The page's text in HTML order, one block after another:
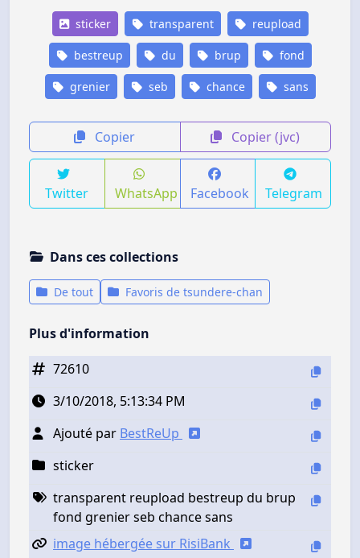
sticker transparent reupload
bestreup du brup fond
grenier seb chance sans
Copier Copier (jvc)
Twitter WhatsApp Facebook Telegram
Dans ces collections
De tout Favoris de tsundere-chan
Plus d'information
72610
3/10/2018, 5:13:34 PM
Ajouté par BestReUp
sticker
transparent reupload bestreup du brup
fond grenier seb chance sans
image hébergée sur RisiBank